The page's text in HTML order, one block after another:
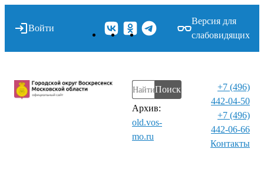
Войти
Версия для
слабовидящих
Поиск
Архив:
old.vos-
mo.ru
+7 (496)
442-04-50
+7 (496)
442-06-66
Контакты⁠